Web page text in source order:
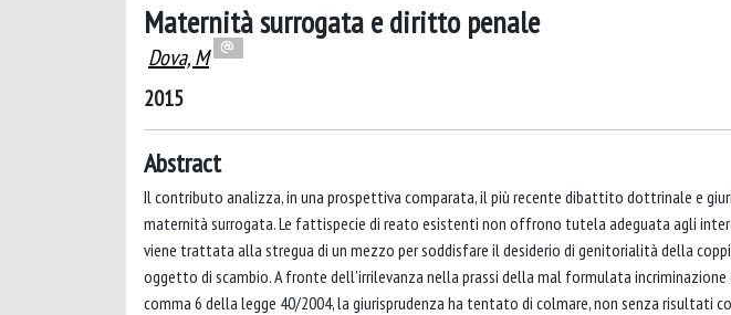
Maternità surrogata e diritto penale
Dova, M
2015
Abstract
Il contributo analizza, in una prospettiva comparata, il più recente dibattito dottrinale e
maternità surrogata. Le fattispecie di reato esistenti non offrono tutela adeguata agli
viene trattata alla stregua di un mezzo per soddisfare il desiderio di genitorialità della
oggetto di scambio. A fronte dell’irrilevanza nella prassi della mal formulata
comma 6 della legge 40/2004, la giurisprudenza ha tentato di colmare, non senza risultati